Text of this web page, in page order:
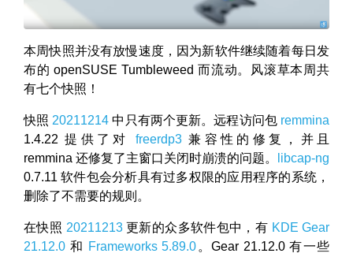
本周快照并没有放慢速度，因为新软件继续随着每日发
布的 openSUSE Tumbleweed 而流动。风滚草本周共
有七个快照！
快照 20211214 中只有两个更新。远程访问包 remmina
1.4.22 提供了对 freerdp3 兼容性的修复，并且
remmina 还修复了主窗口关闭时崩溃的问题。
libcap-ng
0.7.11 软件包会分析具有过多权限的应用程序的系统，
删除了不需要的规则。
在快照 20211213更新的众多软件包中，有 KDE Gear
21.12.0 和 Frameworks 5.89.0 。Gear 21.12.0 有一些